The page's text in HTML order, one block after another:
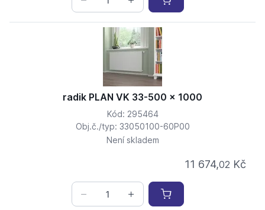
radik PLAN VK 33-500 x 1000
Kód: 295464
Obj.č./typ: 33050100-60P00
Není skladem
11 674,02 Kč